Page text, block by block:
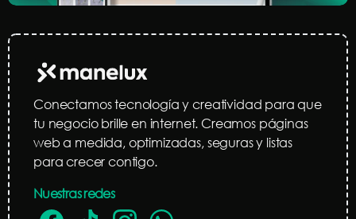
Conectamos tecnología y creatividad para que
tu negocio brille en internet. Creamos páginas
web a medida, optimizadas, seguras y listas
para crecer contigo.
Nuestras redes